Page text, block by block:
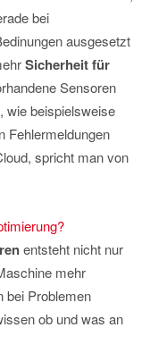
bei
ausgesetzt
Sicherheit für
Sensoren
wie beispielsweise
Fehlermeldungen
spricht man von
entsteht nicht nur
mehr
bei Problemen
ob und was an